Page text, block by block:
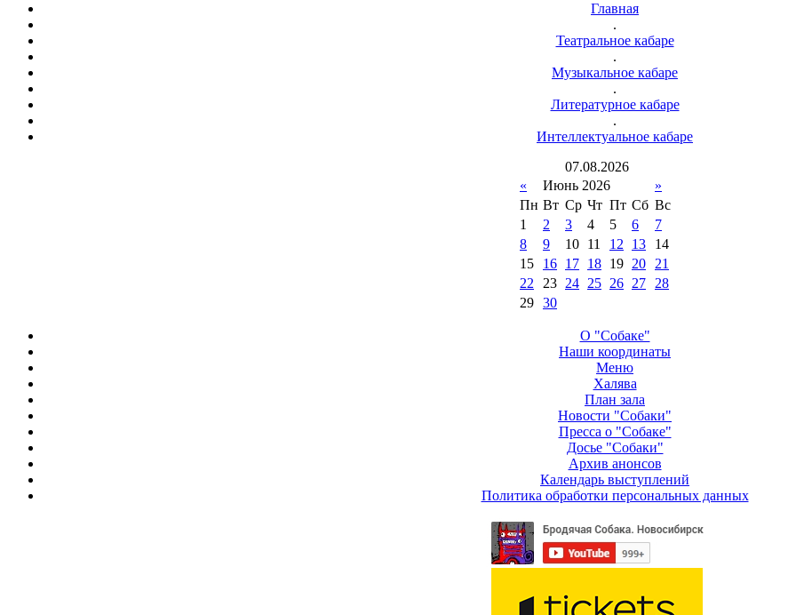
Главная
.
Театральное кабаре
.
Музыкальное кабаре
.
Литературное кабаре
.
Интеллектуальное кабаре
07.08.2026
«
Июнь 2026
»
Пн Вт Ср Чт Пт Сб Вс
1
2 3 4 5 6
7
8
9 10 11 12 13
14
15
16 17 18 19 20
21
22
23 24 25 26 27
28
29 30
О "Собаке"
Наши координаты
Меню
Халява
План зала
Новости "Собаки"
Пресса о "Собаке"
Досье "Собаки"
Архив анонсов
Календарь выступлений
Политика обработки персональных данных